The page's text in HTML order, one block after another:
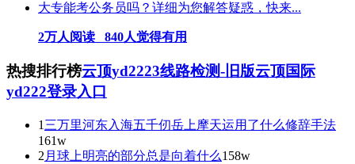
大专能考公务员吗？详细为您解答疑惑，快来...
2万人阅读 840人觉得有用
热搜排行榜云顶yd2223线路检测-旧版云顶国际
yd222登录入口
1 三万里河东入海五千仞岳上摩天运用了什么修辞手法
161w
2 月球上明亮的部分总是向着什么158w